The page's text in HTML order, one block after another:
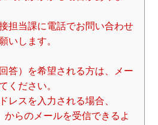
担当課に電話でお問い合わせ
いします。
答）を希望される方は、メー
ください。
レスを入力される場合、
からのメールを受信できるよ